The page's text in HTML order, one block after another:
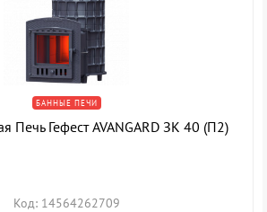
БАННЫЕ ПЕЧИ
Печь Гефест AVANGARD ЗК 40 (П2)
Код: 14564262709